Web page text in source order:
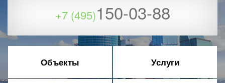
+7 (495)150-03-88
Объекты Услуги